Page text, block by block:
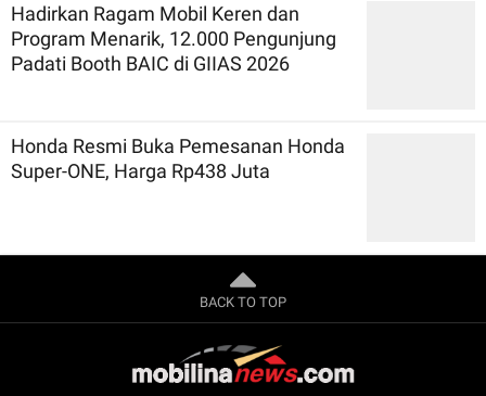
Hadirkan Ragam Mobil Keren dan
Program Menarik, 12.000 Pengunjung
Padati Booth BAIC di GIIAS 2026
Honda Resmi Buka Pemesanan Honda
Super-ONE, Harga Rp438 Juta
BACK TO TOP